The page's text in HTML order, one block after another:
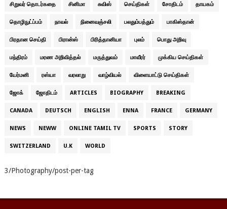
சிறுவர் தொடர்கதை சினிமா சுவிஸ் செய்திகள் சோதிடம் தாயகம்
தொழிநுட்ப்பம் நாவல் நினைவஞ்சலி பலதும்பத்தும் பாகிஸ்தான்
பிரதான செய்தி பிரான்ஸ் பிரித்தானியா புலம் பொது அறிவு
மந்திரம் மரண அறிவித்தல் மருத்துவம் மாவீரர் முக்கிய செய்திகள்
யேர்மனி ரஸ்யா வரலாறு வாழ்வியல் விளையாட்டு செய்திகள்
ஜோக் ஜோதிடம் ARTICLES BIOGRAPHY BREAKING
CANADA DEUTSCH ENGLISH ENNA FRANCE GERMANY
NEWS NEWW ONLINE TAMIL TV SPORTS STORY
SWITZERLAND U.K WORLD
3/Photography/post-per-tag